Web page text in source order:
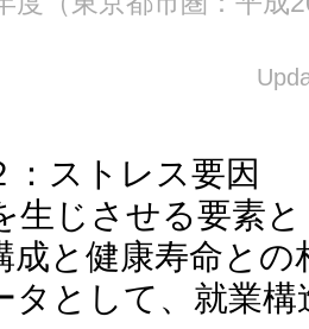
：ストレス要因
生じさせる要素
成と健康寿命と
タとして、就業構